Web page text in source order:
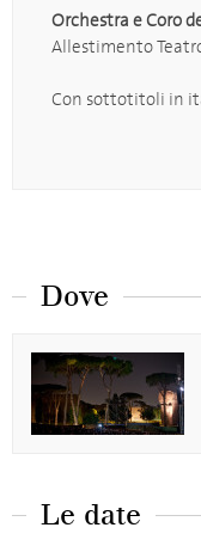
Orchestra e Coro
Allestimento
Con sottotitoli in
Dove
Le date